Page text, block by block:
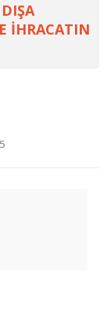
İHRACATIN